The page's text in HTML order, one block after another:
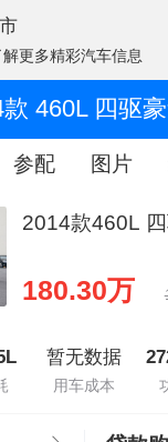
更多精彩汽车信息
460L 四驱
参配 图片
2014款460L
180.30万
暂无数据
用车成本